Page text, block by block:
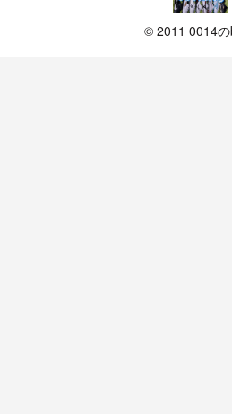
© 2011 0014